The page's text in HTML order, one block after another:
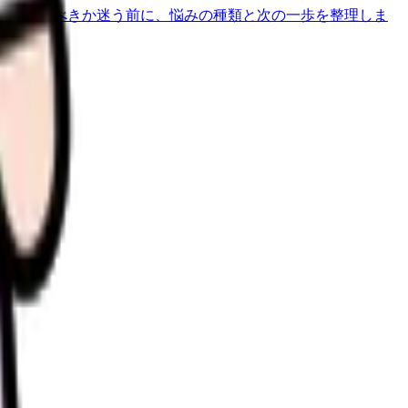
辞めるべきか迷う前に、悩みの種類と次の一歩を整理しま